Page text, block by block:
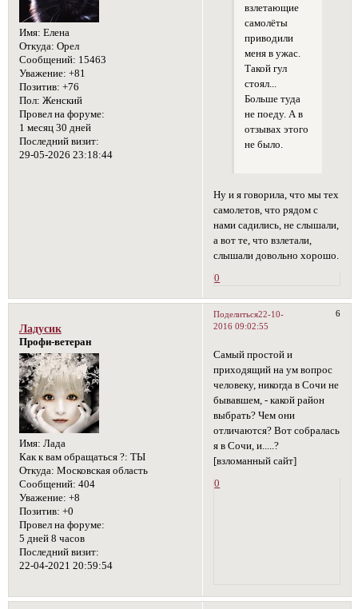
Имя: Елена
Откуда: Орел
Сообщений: 15463
Уважение: +81
Позитив: +76
Пол: Женский
Провел на форуме:
1 месяц 30 дней
Последний визит:
29-05-2026 23:18:44
взлетающие
самолёты
приводили
меня в ужас.
Такой гул
стоял...
Больше туда
не поеду. А в
отзывах этого
не было.
Ну и я говорила, что мы тех
самолетов, что рядом с
нами садились, не слышали,
а вот те, что взлетали,
слышали довольно хорошо.
0
Поделиться 6
22-10-
2016 09:02:55
Ладусик
Профи-ветеран
Имя: Лада
Как к вам обращаться ?: ТЫ
Откуда: Московская область
Сообщений: 404
Уважение: +8
Позитив: +0
Провел на форуме:
5 дней 8 часов
Последний визит:
22-04-2021 20:59:54
Самый простой и
приходящий на ум вопрос
человеку, никогда в Сочи не
бывавшем, - какой район
выбрать? Чем они
отличаются? Вот собралась
я в Сочи, и.....?
[взломанный сайт]
0